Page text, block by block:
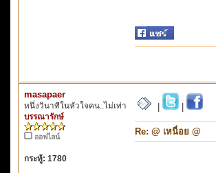
masapaer
หนึ่งวินาทีในหัวใจคน..ไม่เท่า
บรรณารักษ์
ออฟไลน์
กระทู้: 1780
Re: @ เหนื่อย @